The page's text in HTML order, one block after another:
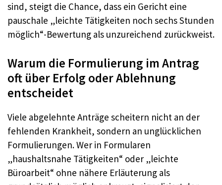
sind, steigt die Chance, dass ein Gericht eine
pauschale „leichte Tätigkeiten noch sechs Stunden
möglich“-Bewertung als unzureichend zurückweist.
Warum die Formulierung im Antrag
oft über Erfolg oder Ablehnung
entscheidet
Viele abgelehnte Anträge scheitern nicht an der
fehlenden Krankheit, sondern an unglücklichen
Formulierungen. Wer in Formularen
„haushaltsnahe Tätigkeiten“ oder „leichte
Büroarbeit“ ohne nähere Erläuterung als